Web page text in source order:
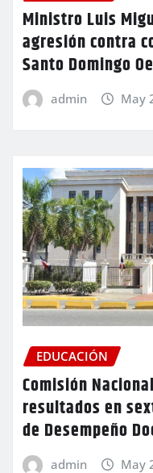
Ministro Luis
agresión contra
Santo Domingo
admin May
EDUCACIÓN
Comisión
resultados en
de Desempeño
admin May